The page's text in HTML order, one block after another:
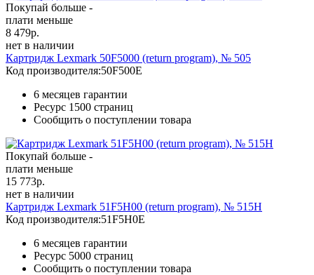
Покупай больше -
плати меньше
8 479р.
нет в наличии
Картридж Lexmark 50F5000 (return program), № 505
Код производителя:50F500E
6 месяцев гарантии
Ресурс 1500 страниц
Сообщить о поступлении товара
Покупай больше -
плати меньше
15 773р.
нет в наличии
Картридж Lexmark 51F5H00 (return program), № 515H
Код производителя:51F5H0E
6 месяцев гарантии
Ресурс 5000 страниц
Сообщить о поступлении товара